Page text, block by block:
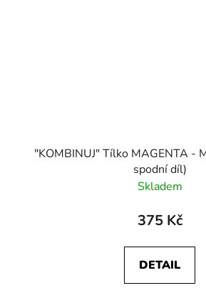
"KOMBINUJ" Tílko MAGENTA -
spodní díl)
Skladem
375 Kč
DETAIL